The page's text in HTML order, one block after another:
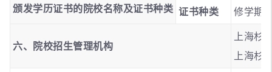
颁发学历证书的院校名称及证书种类 证书种类
修学期
六、院校招生管理机构
上海杉
上海杉